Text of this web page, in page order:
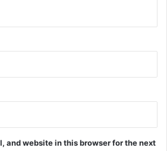
and website in this browser for the next